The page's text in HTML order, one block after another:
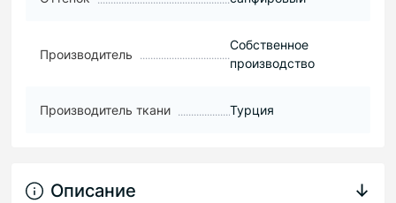
Производитель
Собственное
производство
Производитель ткани Турция
Описание ↓